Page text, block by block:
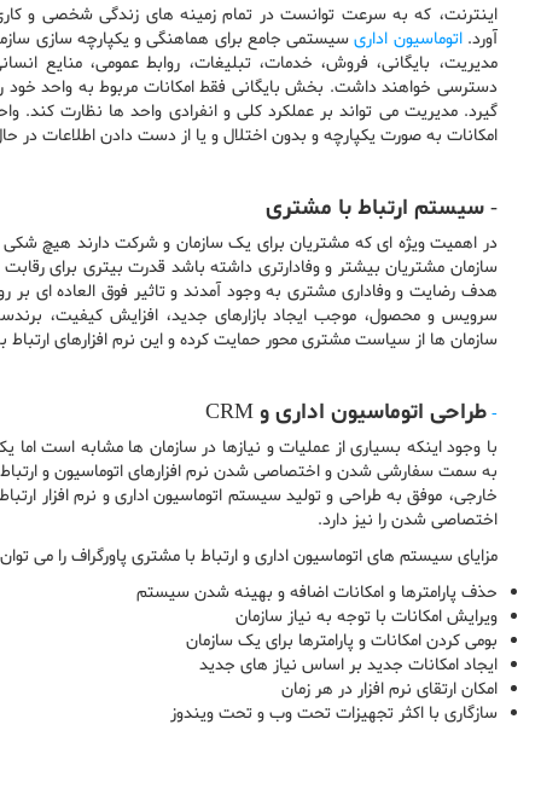
اینترنت، که به سرعت توانست در تمام زمینه های زندگی شخصی و
آورد.اتوماسیون اداریسیستمی جامع برای هماهنگی و یکپارچه سازی
مدیریت، بایگانی، فروش، خدمات، تبلیغات، روابط عمومی، منایع
دسترسی خواهند داشت. بخش بایگانی فقط امکانات مربوط به واحد
گیرد. مدیریت می تواند بر عملکرد کلی و انفرادی واحد ها نظارت کند.
امکانات به صورت یکپارچه و بدون اختلال و یا از دست دادن اطلاعات در
- سیستم ارتباط با مشتری
در اهمیت ویژه ای که مشتریان برای یک سازمان و شرکت دارند
سازمان مشتریان بیشتر و وفادارتری داشته باشد قدرت بیتری برای
هدف رضایت و وفاداری مشتری به وجود آمدند و تاثیر فوق العاده ای
سرویس و محصول، موجب ایجاد بازارهای جدید، افزایش کیفیت،
سازمان ها از سیاست مشتری محور حمایت کرده و این نرم افزارهای
-طراحی اتوماسیون اداری و CRM
با وجود اینکه بسیاری از عملیات و نیازها در سازمان ها مشابه است
به سمت سفارشی شدن و اختصاصی شدن نرم افزارهای اتوماسیون و
خارجی، موفق به طراحی و تولید سیستم اتوماسیون اداری و نرم افزار
اختصاصی شدن را نیز دارد.
مزایای سیستم های اتوماسیون اداری و ارتباط با مشتری پاورگراف را می
حذف پارامترها و امکانات اضافه و بهینه شدن سیستم
ویرایش امکانات با توجه به نیاز سازمان
بومی کردن امکانات و پارامترها برای یک سازمان
ایجاد امکانات جدید بر اساس نیاز های جدید
امکان ارتقای نرم افزار در هر زمان
سازگاری با اکثر تجهیزات تحت وب و تحت ویندوز